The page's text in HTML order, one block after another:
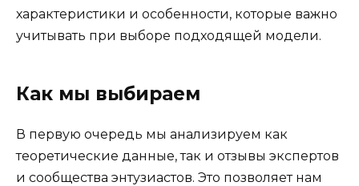
характеристики и особенности, которые важно
учитывать при выборе подходящей модели.
Как мы выбираем
В первую очередь мы анализируем как
теоретические данные, так и отзывы экспертов
и сообщества энтузиастов. Это позволяет нам